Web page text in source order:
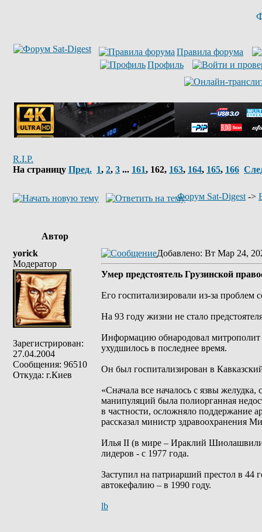
Правила форума
Профиль
R.I.P.
На страницу Пред. 1, 2, 3 ... 161, 162, 163, 164, 165, 166
Форум Sat-Digest ->
Автор
yorick
Модератор
Зарегистрирован:
27.04.2004
Сообщения: 96510
Откуда: г.Киев
Добавлено: Вт Мар 24,
Умер предстоятель Грузинской
Его госпитализировали из-за проблем
На 93 году жизни не стало
Информацию обнародовал
ухудшилось в последнее время.
Он был госпитализирован в
«Сначала все началось с язвы
манипуляций была полиорганная
в частности, осложняло поддержание
рассказал министр здравоохранения
Илья II (в мире – Ираклий Шиолашвили)
лидеров - с 1977 года.
Заступил на патриарший престол в 44
автокефалию – в 1990 году.
lb